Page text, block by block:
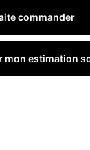
commander
mon estimation